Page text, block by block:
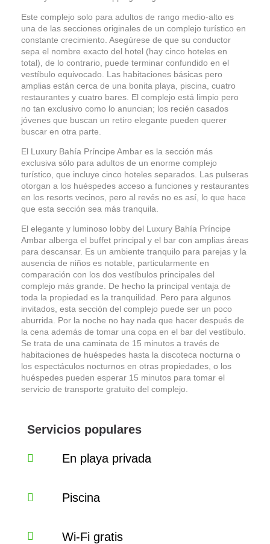
Este complejo solo para adultos de rango medio-alto es
una de las secciones originales de un complejo turístico en
constante crecimiento. Asegúrese de que su conductor
sepa el nombre exacto del hotel (hay cinco hoteles en
total), de lo contrario, puede terminar confundido en el
vestíbulo equivocado. Las habitaciones básicas pero
amplias están cerca de una bonita playa, piscina, cuatro
restaurantes y cuatro bares. El complejo está limpio pero
no tan exclusivo como lo anuncian; los recién casados
jóvenes que buscan un retiro elegante pueden querer
buscar en otra parte.
El Luxury Bahía Príncipe Ambar es la sección más
exclusiva sólo para adultos de un enorme complejo
turístico, que incluye cinco hoteles separados. Las pulseras
otorgan a los huéspedes acceso a funciones y restaurantes
en los resorts vecinos, pero al revés no es así, lo que hace
que esta sección sea más tranquila.
El elegante y luminoso lobby del Luxury Bahía Príncipe
Ambar alberga el buffet principal y el bar con amplias áreas
para descansar. Es un ambiente tranquilo para parejas y la
ausencia de niños es notable, particularmente en
comparación con los dos vestíbulos principales del
complejo más grande. De hecho la principal ventaja de
toda la propiedad es la tranquilidad. Pero para algunos
invitados, esta sección del complejo puede ser un poco
aburrida. Por la noche no hay nada que hacer después de
la cena además de tomar una copa en el bar del vestíbulo.
Se trata de una caminata de 15 minutos a través de
habitaciones de huéspedes hasta la discoteca nocturna o
los espectáculos nocturnos en otras propiedades, o los
huéspedes pueden esperar 15 minutos para tomar el
servicio de transporte gratuito del complejo.
Servicios populares
En playa privada
Piscina
Wi-Fi gratis